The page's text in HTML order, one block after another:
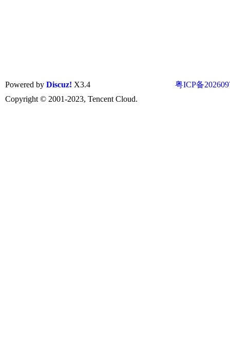
粤ICP备
Powered by Discuz! X3.4
Copyright © 2001-2023, Tencent Cloud.